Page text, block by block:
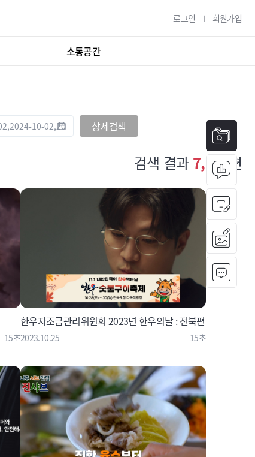
로그인 회원가입
소통공간
상세검색
검색 결과7,638편
15초
한우자조금관리위원회 2023년 한우의날 : 전북편
2023.10.25 15초